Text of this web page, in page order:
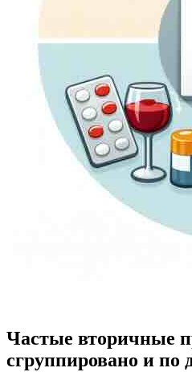
Частые вторичные
сгруппировано и по